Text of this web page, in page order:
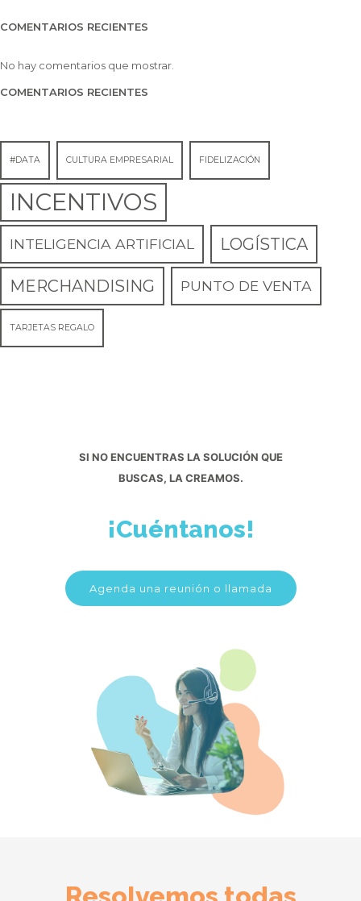
COMENTARIOS RECIENTES
No hay comentarios que mostrar.
COMENTARIOS RECIENTES
#DATA CULTURA EMPRESARIAL FIDELIZACIÓN
INCENTIVOS
INTELIGENCIA ARTIFICIAL LOGÍSTICA
MERCHANDISING PUNTO DE VENTA
TARJETAS REGALO
SI NO ENCUENTRAS LA SOLUCIÓN QUE
BUSCAS, LA CREAMOS.
¡Cuéntanos!
Agenda una reunión o llamada